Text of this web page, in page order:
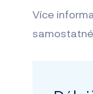
Více